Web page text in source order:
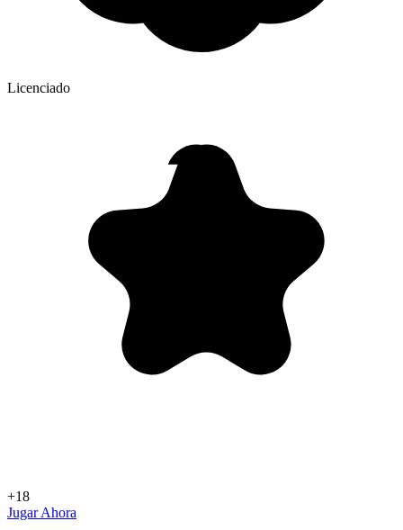
Licenciado
+18
Jugar Ahora